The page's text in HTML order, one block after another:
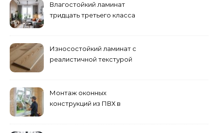
Влагостойкий ламинат
тридцать третьего класса
Износостойкий ламинат с
реалистичной текстурой
Монтаж оконных
конструкций из ПВХ в